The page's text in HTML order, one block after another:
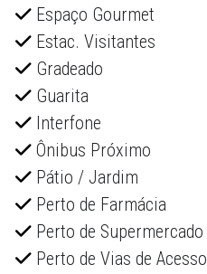
Espaço Gourmet
Estac. Visitantes
Gradeado
Guarita
Interfone
Ônibus Próximo
Pátio / Jardim
Perto de Farmácia
Perto de Supermercado
Perto de Vias de Acesso